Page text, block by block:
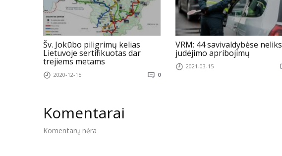
Šv. Jokūbo piligrimų kelias
Lietuvoje sertifikuotas dar
trejiems metams
2020-12-15 0
VRM: 44 savivaldybėse neliks
judėjimo apribojimų
2021-03-15
Komentarai
Komentarų nėra